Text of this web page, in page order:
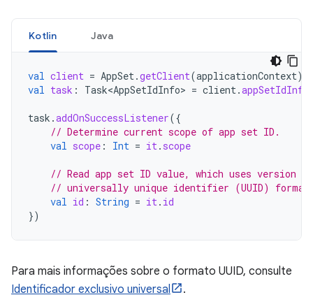
Kotlin Java
val client = AppSet.getClient(applicationContext)
val task : Task<AppSetIdInfo> = client.appSetIdInfo
task .addOnSuccessListener({
// Determine current scope of app set ID.
val scope : Int = it. scope
// Read app set ID value, which uses version
// universally unique identifier (UUID)
val id : String = it. id
})
Para mais informações sobre o formato UUID, consulte
Identificador exclusivo universal
.